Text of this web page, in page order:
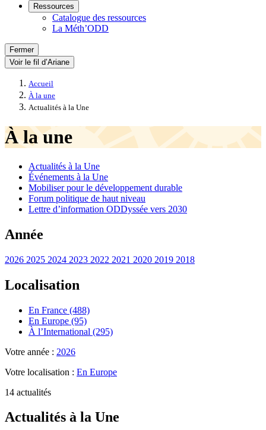
Ressources
Catalogue des ressources
La Méth’ODD
Fermer
Voir le fil d’Ariane
Accueil
À la une
Actualités à la Une
À la une
Actualités à la Une
Événements à la Une
Mobiliser pour le développement durable
Forum politique de haut niveau
Lettre d’information ODDyssée vers 2030
Année
2026 2025 2024 2023 2022 2021 2020 2019 2018
Localisation
En France (488)
En Europe (95)
À l’International (295)
Votre année : 2026
Votre localisation : En Europe
14 actualités
Actualités à la Une